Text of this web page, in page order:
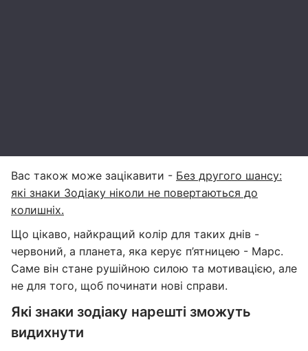
Вас також може зацікавити - Без другого шансу:
які знаки Зодіаку ніколи не повертаються до
колишніх.
Що цікаво, найкращий колір для таких днів -
червоний, а планета, яка керує п’ятницею - Марс.
Саме він стане рушійною силою та мотивацією, але
не для того, щоб починати нові справи.
Які знаки зодіаку нарешті зможуть
видихнути